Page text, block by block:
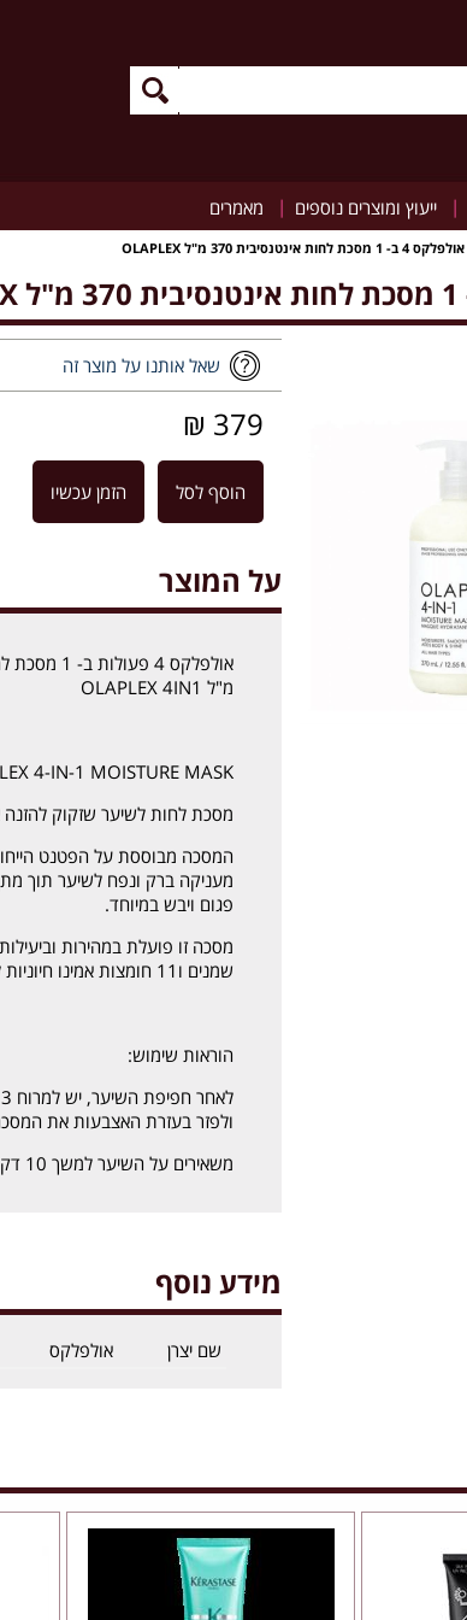
| ייעוץ ומוצרים נוספים | מאמרים
אולפלקס 4 ב- 1 מסכת לחות אינטנסיבית 370 מ"ל OLAPLEX
שאל אותנו על מוצר זה
379 ₪
הוסף לסל הזמן עכשיו
על המוצר
מ"ל OLAPLEX 4IN1
4-IN-1 MOISTURE MASK
מסכת לחות לשיער שזקוק להזנה
המסכה מבוססת על הפטנט
מעניקה ברק ונפח לשיער תוך
פגום ויבש במיוחד.
מסכה זו פועלת במהירות
שמנים ו11 חומצות אמינו חיוניות לטיפוח השיער.
הוראות שימוש:
ולפזר בעזרת האצבעות את
משאירים על השיער למשך 10 דקות ושוטפים היטב.
מידע נוסף
שם יצרן אולפלקס